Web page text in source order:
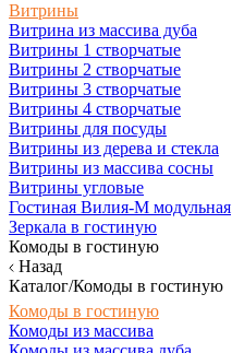
Витрины
Витрина из массива дуба
Витрины 1 створчатые
Витрины 2 створчатые
Витрины 3 створчатые
Витрины 4 створчатые
Витрины для посуды
Витрины из дерева и стекла
Витрины из массива сосны
Витрины угловые
Гостиная Вилия-М модульная
Зеркала в гостиную
Комоды в гостиную
Назад
Каталог/Комоды в гостиную
Комоды в гостиную
Комоды из массива